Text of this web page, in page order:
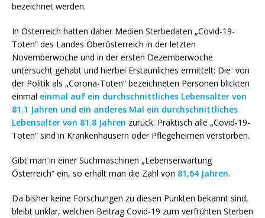
bezeichnet werden.
In Österreich hatten daher Medien Sterbedaten „Covid-19-
Toten“ des Landes Oberösterreich in der letzten
Novemberwoche und in der ersten Dezemberwoche
untersucht gehabt und hierbei Erstaunliches ermittelt: Die von
der Politik als „Corona-Toten“ bezeichneten Personen blickten
einmal einmal auf ein durchschnittliches Lebensalter von
81.1 Jahren und ein anderes Mal ein durchschnittliches
Lebensalter von 81.8 Jahren zurück. Praktisch alle „Covid-19-
Toten“ sind in Krankenhäusern oder Pflegeheimen verstorben.
Gibt man in einer Suchmaschinen „Lebenserwartung
Österreich“ ein, so erhält man die Zahl von 81,64 Jahren.
Da bisher keine Forschungen zu diesen Punkten bekannt sind,
bleibt unklar, welchen Beitrag Covid-19 zum verfrühten Sterben